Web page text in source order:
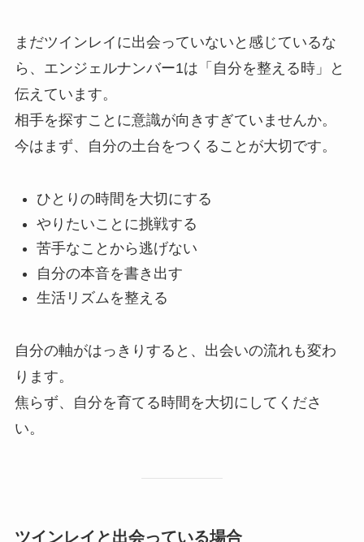
まだツインレイに出会っていないと感じているな
ら、エンジェルナンバー1は「自分を整える時」と
伝えています。
相手を探すことに意識が向きすぎていませんか。
今はまず、自分の土台をつくることが大切です。
ひとりの時間を大切にする
やりたいことに挑戦する
苦手なことから逃げない
自分の本音を書き出す
生活リズムを整える
自分の軸がはっきりすると、出会いの流れも変わ
ります。
焦らず、自分を育てる時間を大切にしてくださ
い。
ツインレイと出会っている場合